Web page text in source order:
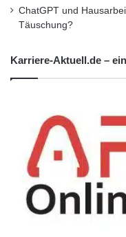
universitären
Preisverleihung
Karlsruhe im
der
2015 wurde die
Innovationspreis
Lehre
ChatGPT und
Täuschung?
Karriere-Aktuell.de –